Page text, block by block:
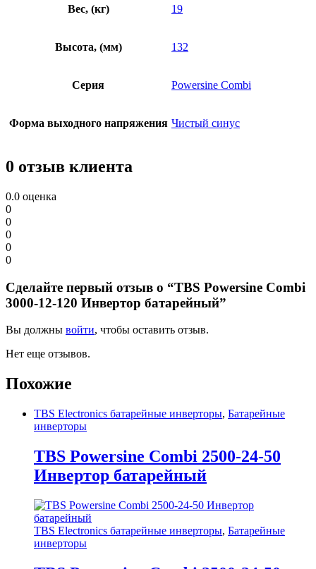
Вес, (кг) 19
Высота, (мм) 132
Серия Powersine Combi
Форма выходного напряжения Чистый синус
0 отзыв клиента
0.0 оценка
0
0
0
0
0
Сделайте первый отзыв о “TBS Powersine Combi
3000-12-120 Инвертор батарейный”
Вы должны войти, чтобы оставить отзыв.
Нет еще отзывов.
Похожие
TBS Electronics батарейные инверторы, Батарейные
инверторы
TBS Powersine Combi 2500-24-50
Инвертор батарейный
TBS Electronics батарейные инверторы, Батарейные
инверторы